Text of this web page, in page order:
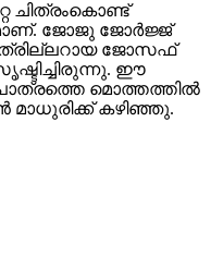
ചിത്രംകൊണ്ട്
ജോജു ജോർജ്ജ്
ത്രില്ലറായ ജോസഫ്
ഈ
മൊത്തത്തിൽ
മാധുരിക്ക് കഴിഞ്ഞു.